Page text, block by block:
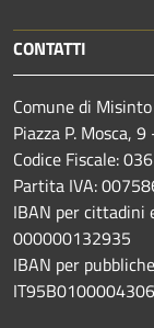
CONTATTI
Comune di Misinto
Piazza P. Mosca,
Codice Fiscale:
Partita IVA:
IBAN per cittadini
000000132935
IBAN per